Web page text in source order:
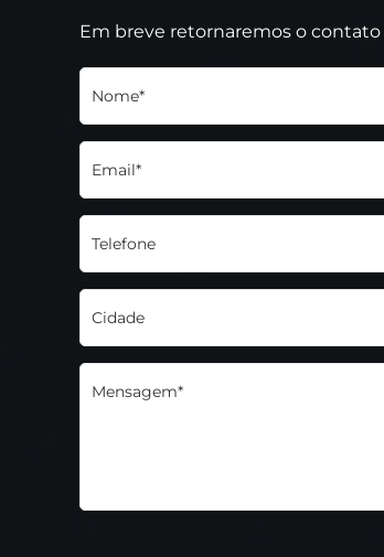
Em breve retornaremos o contato
Nome*
Email*
Telefone
Cidade
Mensagem*